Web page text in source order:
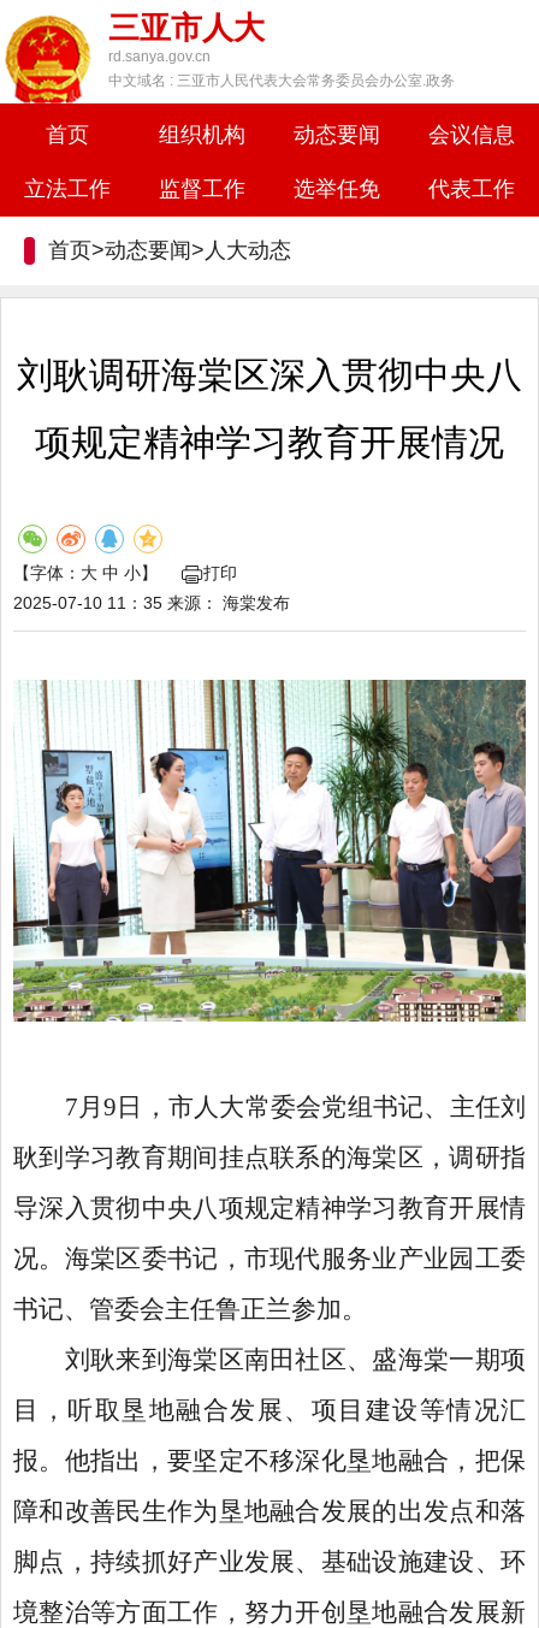
三亚市人大
rd.sanya.gov.cn
中文域名 : 三亚市人民代表大会常务委员会办公室.政务
首页 组织机构 动态要闻 会议信息
立法工作 监督工作 选举任免 代表工作
首页>动态要闻> 人大动态
刘耿调研海棠区深入贯彻中央八
项规定精神学习教育开展情况
【字体： 大 中 小】
打印
2025-07-10 11：35 来源： 海棠发布
7月9日，市人大常委会党组书记、主任刘
耿到学习教育期间挂点联系的海棠区，调研指
导深入贯彻中央八项规定精神学习教育开展情
况。海棠区委书记，市现代服务业产业园工委
书记、管委会主任鲁正兰参加。
刘耿来到海棠区南田社区、盛海棠一期项
目，听取垦地融合发展、项目建设等情况汇
报。他指出，要坚定不移深化垦地融合，把保
障和改善民生作为垦地融合发展的出发点和落
脚点，持续抓好产业发展、基础设施建设、环
境整治等方面工作，努力开创垦地融合发展新